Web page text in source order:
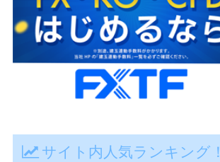
サイト内人気ランキング！